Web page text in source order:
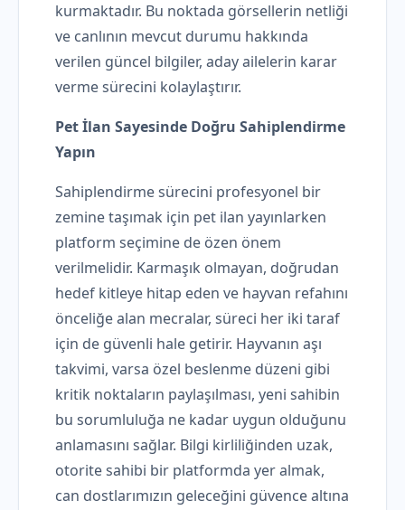
kurmaktadır. Bu noktada görsellerin netliği
ve canlının mevcut durumu hakkında
verilen güncel bilgiler, aday ailelerin karar
verme sürecini kolaylaştırır.
Pet İlan Sayesinde Doğru Sahiplendirme
Yapın
Sahiplendirme sürecini profesyonel bir
zemine taşımak için pet ilan yayınlarken
platform seçimine de özen önem
verilmelidir. Karmaşık olmayan, doğrudan
hedef kitleye hitap eden ve hayvan refahını
önceliğe alan mecralar, süreci her iki taraf
için de güvenli hale getirir. Hayvanın aşı
takvimi, varsa özel beslenme düzeni gibi
kritik noktaların paylaşılması, yeni sahibin
bu sorumluluğa ne kadar uygun olduğunu
anlamasını sağlar. Bilgi kirliliğinden uzak,
otorite sahibi bir platformda yer almak,
can dostlarımızın geleceğini güvence altına